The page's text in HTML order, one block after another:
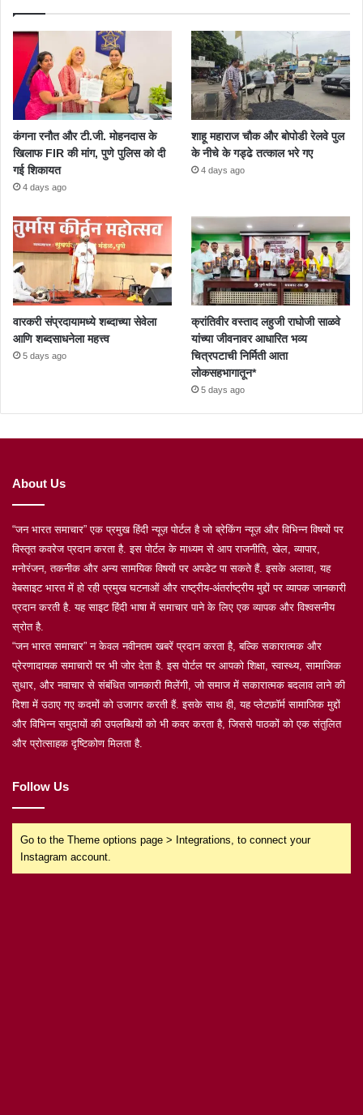
कंगना रनौत और टी.जी. मोहनदास के
खिलाफ FIR की मांग, पुणे पुलिस को दी
गई शिकायत
4 days ago
शाहू महाराज चौक और बोपोडी रेलवे पुल
के नीचे के गड्ढे तत्काल भरे गए
4 days ago
वारकरी संप्रदायामध्ये शब्दाच्या सेवेला
आणि शब्दसाधनेला महत्त्व
5 days ago
क्रांतिवीर वस्ताद लहुजी राघोजी साळवे
यांच्या जीवनावर आधारित भव्य
चित्रपटाची निर्मिती आता
लोकसहभागातून*
5 days ago
About Us
“जन भारत समाचार” एक प्रमुख हिंदी न्यूज़ पोर्टल है जो ब्रेकिंग न्यूज़ और विभिन्न विषयों पर
विस्तृत कवरेज प्रदान करता है. इस पोर्टल के माध्यम से आप राजनीति, खेल, व्यापार,
मनोरंजन, तकनीक और अन्य सामयिक विषयों पर अपडेट पा सकते हैं. इसके अलावा, यह
वेबसाइट भारत में हो रही प्रमुख घटनाओं और राष्ट्रीय-अंतर्राष्ट्रीय मुद्दों पर व्यापक जानकारी
प्रदान करती है. यह साइट हिंदी भाषा में समाचार पाने के लिए एक व्यापक और विश्वसनीय
स्रोत है.
“जन भारत समाचार” न केवल नवीनतम खबरें प्रदान करता है, बल्कि सकारात्मक और
प्रेरणादायक समाचारों पर भी जोर देता है. इस पोर्टल पर आपको शिक्षा, स्वास्थ्य, सामाजिक
सुधार, और नवाचार से संबंधित जानकारी मिलेंगी, जो समाज में सकारात्मक बदलाव लाने की
दिशा में उठाए गए कदमों को उजागर करती हैं. इसके साथ ही, यह प्लेटफ़ॉर्म सामाजिक मुद्दों
और विभिन्न समुदायों की उपलब्धियों को भी कवर करता है, जिससे पाठकों को एक संतुलित
और प्रोत्साहक दृष्टिकोण मिलता है.
Follow Us
Go to the Theme options page > Integrations, to connect your
Instagram account.